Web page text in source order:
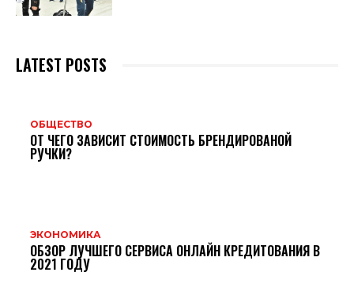
LATEST POSTS
ОБЩЕСТВО
ОТ ЧЕГО ЗАВИСИТ СТОИМОСТЬ БРЕНДИРОВАНОЙ
РУЧКИ?
ЭКОНОМИКА
ОБЗОР ЛУЧШЕГО СЕРВИСА ОНЛАЙН КРЕДИТОВАНИЯ В
2021 ГОДУ